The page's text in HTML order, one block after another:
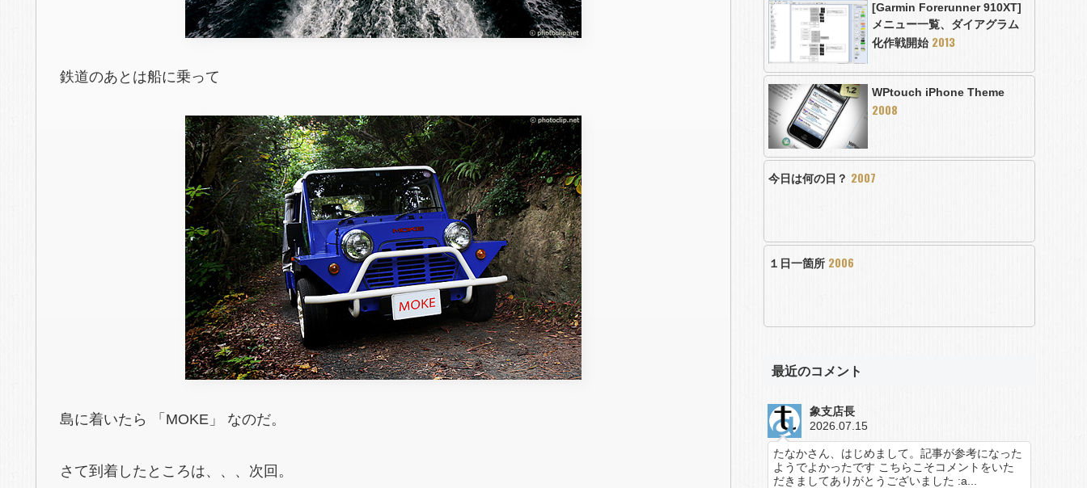
鉄道のあとは船に乗って
島に着いたら 「MOKE」 なのだ。
さて到着したところは、、、次回。
[Garmin Forerunner 910XT]
メニュー一覧、ダイアグラム
化作戦開始 2013
WPtouch iPhone Theme
2008
今日は何の日？ 2007
１日一箇所 2006
最近のコメント
象支店長
2026.07.15
たなかさん、はじめまして。記事が参考になった
ようでよかったです こちらこそコメントをいた
だきましてありがとうございました :a...